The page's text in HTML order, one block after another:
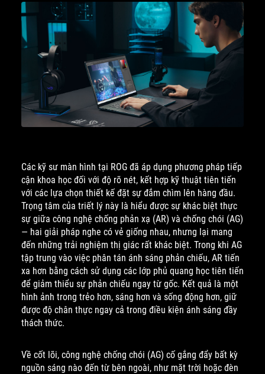
Các kỹ sư màn hình tại ROG đã áp dụng phương pháp tiếp
cận khoa học đối với độ rõ nét, kết hợp kỹ thuật tiên tiến
với các lựa chọn thiết kế đặt sự đắm chìm lên hàng đầu.
Trọng tâm của triết lý này là hiểu được sự khác biệt thực
sự giữa công nghệ chống phản xạ (AR) và chống chói (AG)
— hai giải pháp nghe có vẻ giống nhau, nhưng lại mang
đến những trải nghiệm thị giác rất khác biệt. Trong khi AG
tập trung vào việc phân tán ánh sáng phản chiếu, AR tiến
xa hơn bằng cách sử dụng các lớp phủ quang học tiên tiến
để giảm thiểu sự phản chiếu ngay từ gốc. Kết quả là một
hình ảnh trong trẻo hơn, sáng hơn và sống động hơn, giữ
được độ chân thực ngay cả trong điều kiện ánh sáng đầy
thách thức.
Về cốt lõi, công nghệ chống chói (AG) cố gắng đẩy bất kỳ
nguồn sáng nào đến từ bên ngoài, như mặt trời hoặc đèn